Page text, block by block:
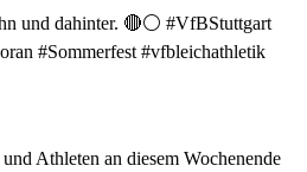
Athleten an diesem Wochenende